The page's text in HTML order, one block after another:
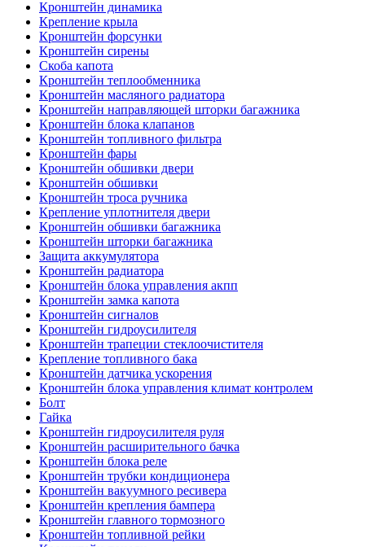
Кронштейн динамика
Крепление крыла
Кронштейн форсунки
Кронштейн сирены
Скоба капота
Кронштейн теплообменника
Кронштейн масляного радиатора
Кронштейн направляющей шторки багажника
Кронштейн блока клапанов
Кронштейн топливного фильтра
Кронштейн фары
Кронштейн обшивки двери
Кронштейн обшивки
Кронштейн троса ручника
Крепление уплотнителя двери
Кронштейн обшивки багажника
Кронштейн шторки багажника
Защита аккумулятора
Кронштейн радиатора
Кронштейн блока управления акпп
Кронштейн замка капота
Кронштейн сигналов
Кронштейн гидроусилителя
Кронштейн трапеции стеклоочистителя
Крепление топливного бака
Кронштейн датчика ускорения
Кронштейн блока управления климат контролем
Болт
Гайка
Кронштейн гидроусилителя руля
Кронштейн расширительного бачка
Кронштейн блока реле
Кронштейн трубки кондиционера
Кронштейн вакуумного ресивера
Кронштейн крепления бампера
Кронштейн главного тормозного
Кронштейн топливной рейки